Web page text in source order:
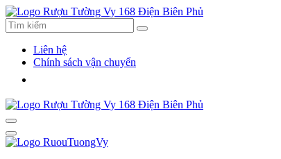
Liên hệ
Chính sách vận chuyển